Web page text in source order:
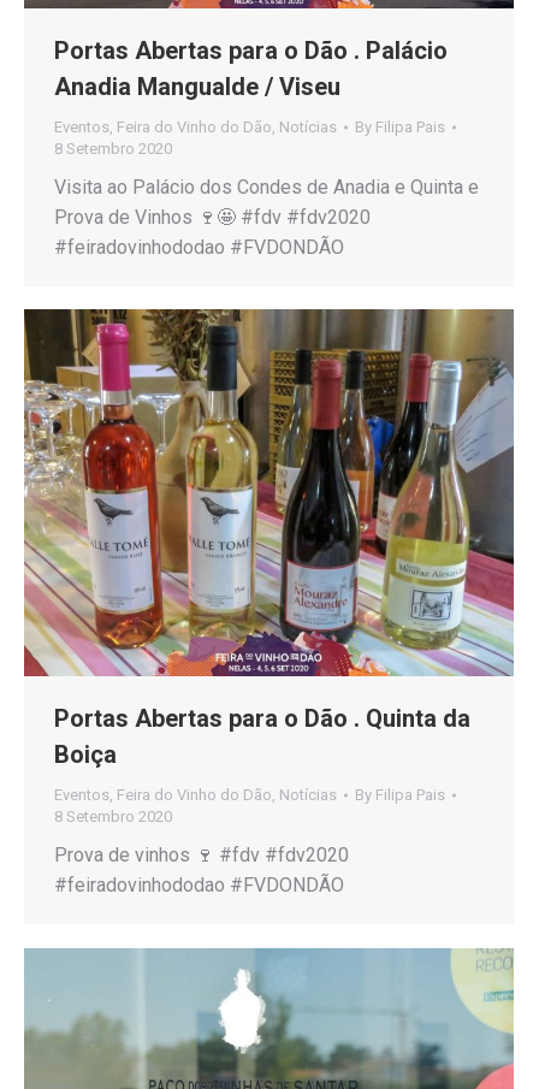
Portas Abertas para o Dão . Palácio
Anadia Mangualde / Viseu
Eventos Feira do Vinho do Dão Notícias By Filipa Pais
8 Setembro 2020
Visita ao Palácio dos Condes de Anadia e Quinta e
Prova de Vinhos 🍷🤩 #fdv #fdv2020
#feiradovinhododao #FVDONDÃO
Portas Abertas para o Dão . Quinta da
Boiça
Eventos Feira do Vinho do Dão Notícias By Filipa Pais
8 Setembro 2020
Prova de vinhos 🍷 #fdv #fdv2020
#feiradovinhododao #FVDONDÃO